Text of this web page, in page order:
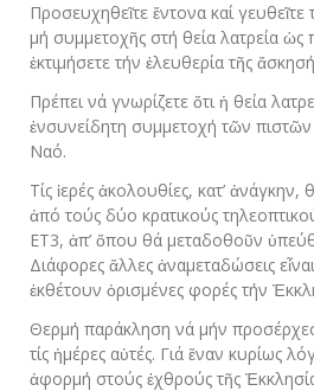
Προσευχηθεῖτε ἔντονα καί γευθεῖτε
μή συμμετοχῆς στή θεία λατρεία ὡς
ἐκτιμήσετε τήν ἐλευθερία τῆς
Πρέπει νά γνωρίζετε ὅτι ἡ θεία
ἐνσυνείδητη συμμετοχή τῶν
Ναό.
Τίς ἱερές ἀκολουθίες, κατ’
ἀπό τούς δύο κρατικούς
ΕΤ3, ἀπ’ ὅπου θά μεταδοθοῦν
Διάφορες ἄλλες ἀναμεταδώσεις
ἐκθέτουν ὁρισμένες φορές τήν
Θερμή παράκληση νά μήν
τίς ἡμέρες αὐτές. Γιά ἕναν κυρίως
ἀφορμή στούς ἐχθρούς τῆς